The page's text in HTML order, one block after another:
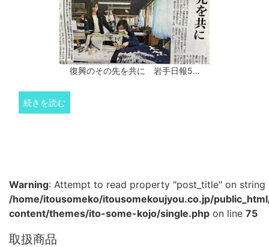
復興のその先を共に 岩手日報5…
続きを読む
Warning: Attempt to read property "post_title" on string
/home/itousomeko/itousomekoujyou.co.jp/
content/themes/ito-some-kojo/single.php on line 75
取扱商品